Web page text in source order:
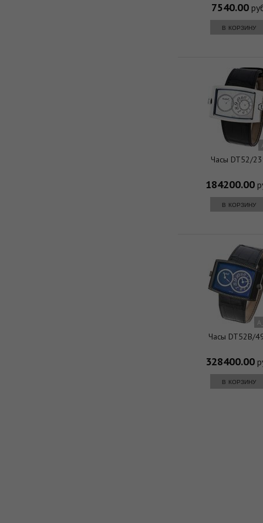
7540.00
в корзину
Часы DT52/
184200.00
в корзину
Часы DT52B/
328400.00
в корзину